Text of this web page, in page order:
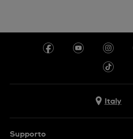
Italy
Supporto